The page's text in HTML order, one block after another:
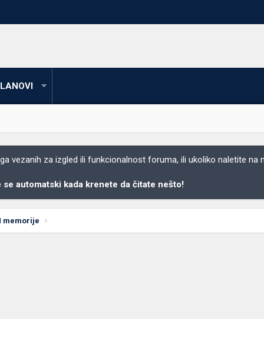
vezanih za izgled ili funkcionalnost foruma, ili ukoliko naletite na
se automatski kada krenete da čitate nešto!
memorije